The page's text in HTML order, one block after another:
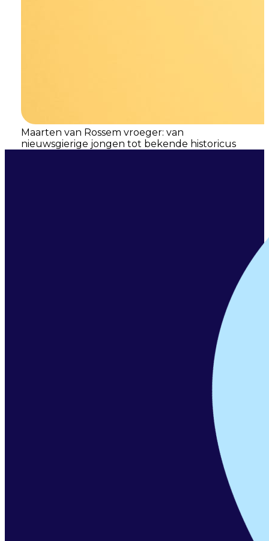
Maarten van Rossem vroeger: van
nieuwsgierige jongen tot bekende historicus